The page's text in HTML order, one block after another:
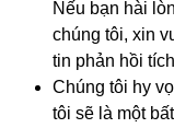
Nếu bạn hài
chúng tôi, xin
tin phản hồi
Chúng tôi hy
tôi sẽ là một